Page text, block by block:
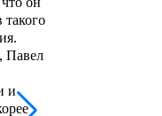
Павел
и